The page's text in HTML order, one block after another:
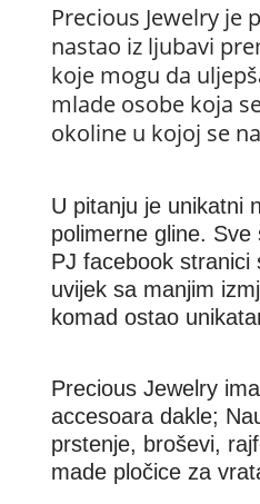
Precious Jewelry je
nastao iz ljubavi
koje mogu da
mlade osobe koja
okoline u kojoj se
U pitanju je unikatni
polimerne gline.
PJ facebook stranici
uvijek sa manjim
komad ostao
Precious Jewelry
accesoara dakle;
prstenje, broševi,
made pločice za